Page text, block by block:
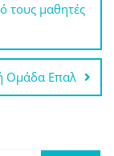
τους μαθητές
Ομάδα Επαλ